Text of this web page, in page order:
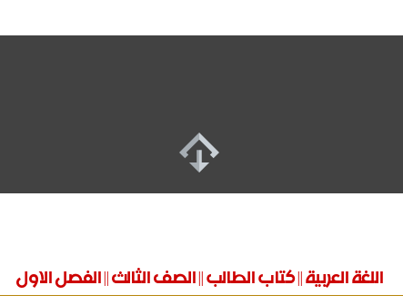
اللغة العربية || كتاب الطالب || الصف الثالث || الفصل الاول